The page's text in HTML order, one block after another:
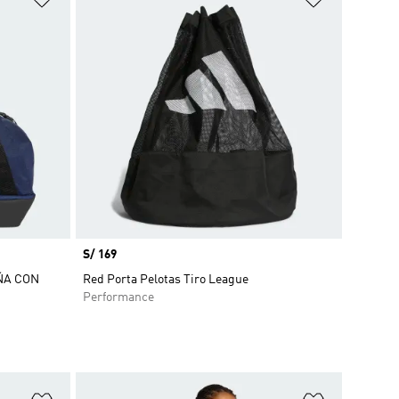
CON
Precio
S/ 169
Red Porta Pelotas Tiro League
Performance
Añadir a la lista de deseos